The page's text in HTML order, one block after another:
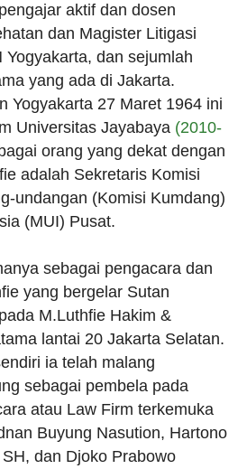
aktif dan dosen
dan Magister Litigasi
dan sejumlah
yang ada di Jakarta.
Yogyakarta 27 Maret 1964 ini
Universitas Jayabaya (2010-
orang yang dekat dengan
adalah Sekretaris Komisi
undangan (Komisi Kumdang)
(MUI) Pusat.
sebagai pengacara dan
yang bergelar Sutan
M.Luthfie Hakim &
lantai 20 Jakarta Selatan.
ia telah malang
sebagai pembela pada
atau Law Firm terkemuka
Buyung Nasution, Hartono
dan Djoko Prabowo